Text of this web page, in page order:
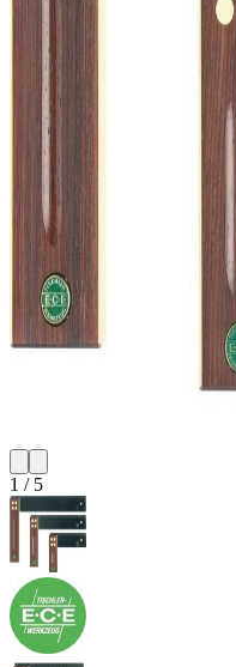
1 / 5